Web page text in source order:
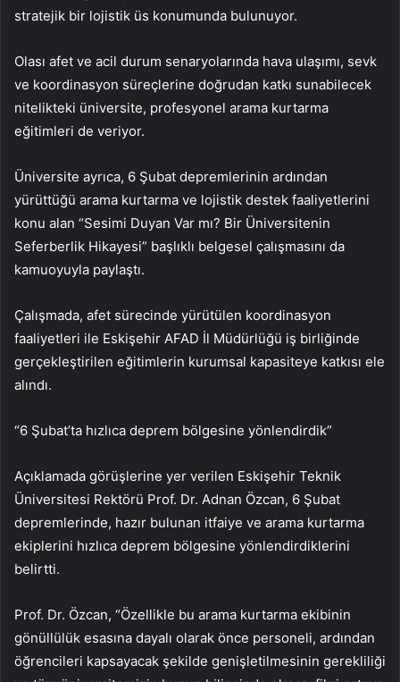
stratejik bir lojistik üs konumunda bulunuyor.
Olası afet ve acil durum senaryolarında hava ulaşımı, sevk
ve koordinasyon süreçlerine doğrudan katkı sunabilecek
nitelikteki üniversite, profesyonel arama kurtarma
eğitimleri de veriyor.
Üniversite ayrıca, 6 Şubat depremlerinin ardından
yürüttüğü arama kurtarma ve lojistik destek faaliyetlerini
konu alan “Sesimi Duyan Var mı? Bir Üniversitenin
Seferberlik Hikayesi” başlıklı belgesel çalışmasını da
kamuoyuyla paylaştı.
Çalışmada, afet sürecinde yürütülen koordinasyon
faaliyetleri ile Eskişehir AFAD İl Müdürlüğü iş birliğinde
gerçekleştirilen eğitimlerin kurumsal kapasiteye katkısı ele
alındı.
“6 Şubat’ta hızlıca deprem bölgesine yönlendirdik”
Açıklamada görüşlerine yer verilen Eskişehir Teknik
Üniversitesi Rektörü Prof. Dr. Adnan Özcan, 6 Şubat
depremlerinde, hazır bulunan itfaiye ve arama kurtarma
ekiplerini hızlıca deprem bölgesine yönlendirdiklerini
belirtti.
Prof. Dr. Özcan, “Özellikle bu arama kurtarma ekibinin
gönüllülük esasına dayalı olarak önce personeli, ardından
öğrencileri kapsayacak şekilde genişletilmesinin gerekliliği